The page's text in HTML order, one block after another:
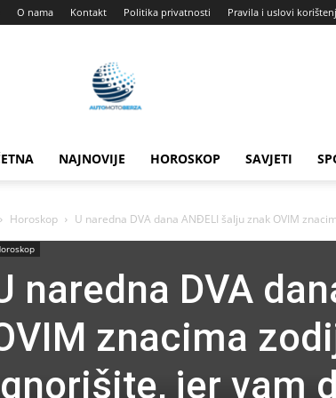
O nama Kontakt Politika privatnosti Pravila i uslovi
Automotoberza
NAJNOVIJE HOROSKOP SAVJETI
Horoskop U naredna DVA dana ANĐELI šalju znak OVIM
naredna DVA
znacima
jer vam